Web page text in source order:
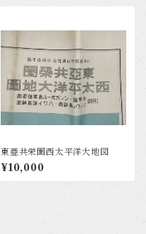
東亜共栄圏西太平洋大地図
¥10,000